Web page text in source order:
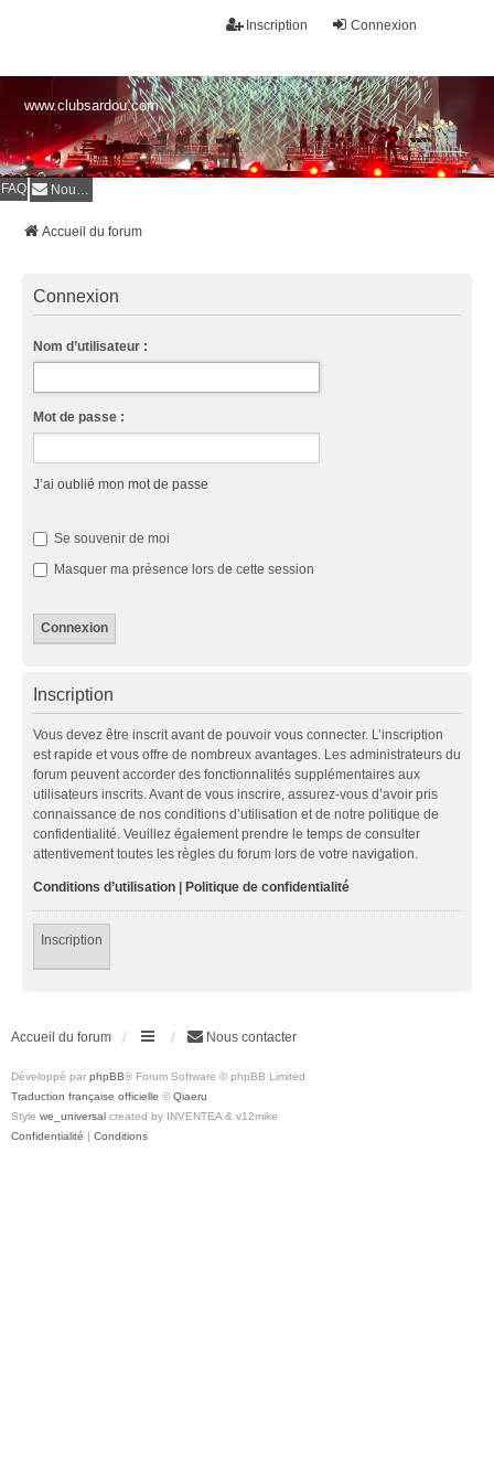
Connexion
Inscription
www.clubsardou.com
FAQ Nous contacter
Accueil du forum
Connexion
Nom d’utilisateur :
Mot de passe :
J’ai oublié mon mot de passe
Se souvenir de moi
Masquer ma présence lors de cette session
Inscription
Vous devez être inscrit avant de pouvoir vous connecter. L’inscription
est rapide et vous offre de nombreux avantages. Les administrateurs du
forum peuvent accorder des fonctionnalités supplémentaires aux
utilisateurs inscrits. Avant de vous inscrire, assurez-vous d’avoir pris
connaissance de nos conditions d’utilisation et de notre politique de
confidentialité. Veuillez également prendre le temps de consulter
attentivement toutes les règles du forum lors de votre navigation.
Conditions d’utilisation | Politique de confidentialité
Inscription
Accueil du forum Nous contacter
Développé par phpBB® Forum Software © phpBB Limited
Traduction française officielle © Qiaeru
Style we_universal created by INVENTEA & v12mike
Confidentialité | Conditions